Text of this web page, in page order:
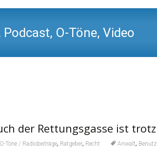
O-Töne, Video
der Rettungsgasse ist
O-Töne / Radiobeiträge, Ratgeber, Recht Anwalt,